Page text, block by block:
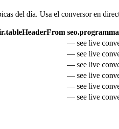
del día. Usa el conversor en
— see live
— see live
— see live
— see live
— see live
— see live